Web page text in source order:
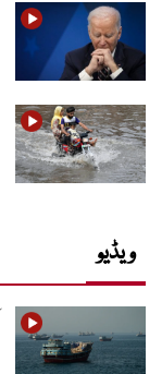
ویڈیو